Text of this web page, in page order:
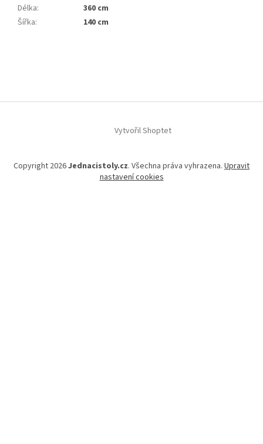
Délka:
360 cm
Šířka: 140 cm
Vytvořil Shoptet
Copyright 2026Jednacistoly.cz. Všechna práva vyhrazena. Upravit
nastavení cookies